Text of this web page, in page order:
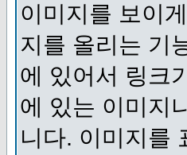
이미지를 보이
지를 올리는 기
에 있어서 링크
에 있는 이미지
니다. 이미지를